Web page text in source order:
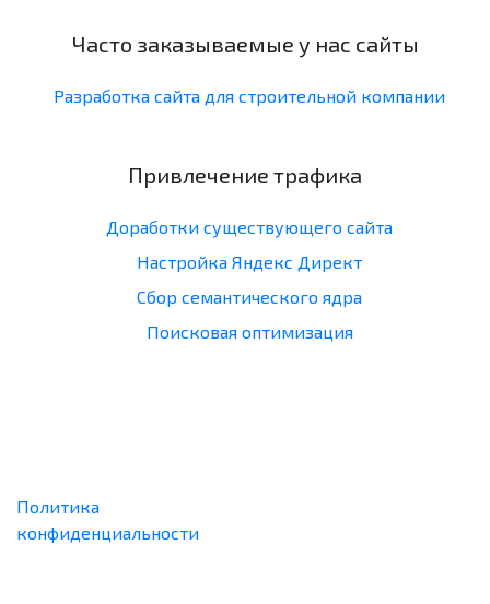
Часто заказываемые у нас сайты
Разработка сайта для строительной компании
Привлечение трафика
Доработки существующего сайта
Настройка Яндекс Директ
Сбор семантического ядра
Поисковая оптимизация
Политика
конфиденциальности